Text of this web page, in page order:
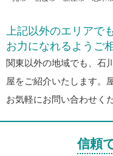
上記以外のエリアで
お力になれるようご
関東以外の地域でも、石
屋をご紹介いたします。
お気軽にお問い合わせく
信頼